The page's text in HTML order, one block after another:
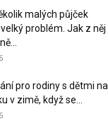
malých půjček
problém. Jak z něj
pro rodiny s dětmi na
v zimě, když se...